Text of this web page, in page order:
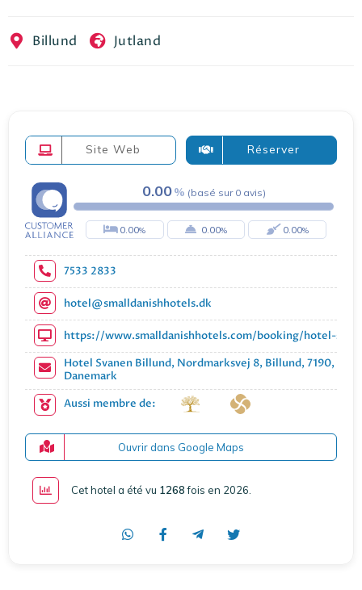
Billund Jutland
Site Web Réserver
0.00 (basé sur 0 avis)
0.00 0.00 0.00
7533 2833
hotel@smalldanishhotels.dk
https://www.smalldanishhotels.com/booking/hotel-
Hotel Svanen Billund, Nordmarksvej 8, Billund, 7190,
Danemark
Aussi membre de:
Ouvrir dans Google Maps
Cet hotel a été vu 1268fois en 2026